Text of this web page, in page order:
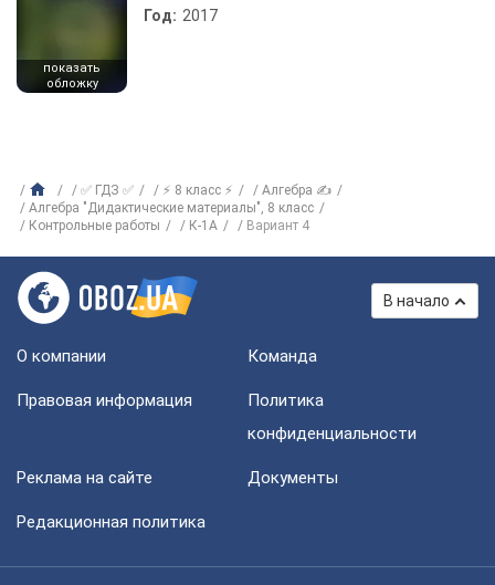
показать
обложку
Год: 2017
✅ ГДЗ ✅ ⚡ 8 класс ⚡
Алгебра ✍
Алгебра "Дидактические материалы", 8 класс
Контрольные работы
К-1А Вариант 4
В начало
О компании Команда
Правовая информация
Политика
конфиденциальности
Реклама на сайте Документы
Редакционная политика